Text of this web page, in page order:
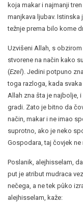
koja makar i najmanji
manjkava ljubav.
težnje prema bilo kome
Uzvišeni Allah, s
stvorene na način kako
(Ezel). Jedini potpuno
toga razloga, kada
Allah zna šta je najbolje,
gradi. Zato je bitno da
način, makar i ne imao
suprotno, ako je neko
Gospodara, taj čovjek ne
Poslanik, alejhisselam,
put je atribut mudraca
nečega, a ne tek pûko
alejhisselam, kaže: